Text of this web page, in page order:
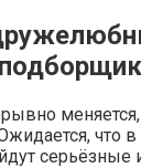
меняется,
что
серьёзные